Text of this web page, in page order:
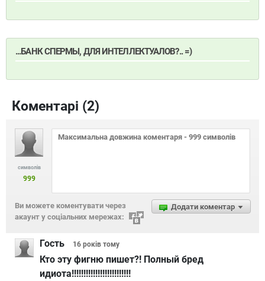
...БАНК СПЕРМЫ, ДЛЯ ИНТЕЛЛЕКТУАЛОВ?.. =)
Коментарі (2)
символів
999
Додати коментар
Ви можете коментувати через
акаунт у соціальних мережах:
Гость 16 років тому
Кто эту фигню пишет?! Полный бред
идиота!!!!!!!!!!!!!!!!!!!!!!!!!